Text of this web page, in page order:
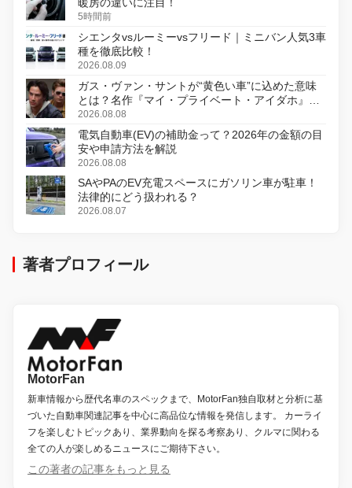
暖房の違いに注目！
5時間前
シエンタvsルーミーvsフリード｜ミニバン人気3車
種を徹底比較！
2026.08.09
ガス・ヴァン・サントが“黄色い車”に込めた意味
とは？名作『マイ・プライベート・アイダホ』が
初のデジタルリマスター版で復活
2026.08.08
電気自動車(EV)の補助金って？2026年の金額の目
安や申請方法を解説
2026.08.08
SAやPAのEV充電スペースにガソリン車が駐車！
法律的にどう扱われる？
2026.08.07
著者プロフィール
MotorFan
新車情報から歴代名車のスペックまで、MotorFan独自取材と分析に基
づいた自動車関連記事を中心に高品位な情報を発信します。 カーライ
フを楽しむトピックあり、業界動向を探る考察あり、クルマに関わる
全ての人が楽しめるニュースにご期待下さい。
この著者の記事をもっと見る